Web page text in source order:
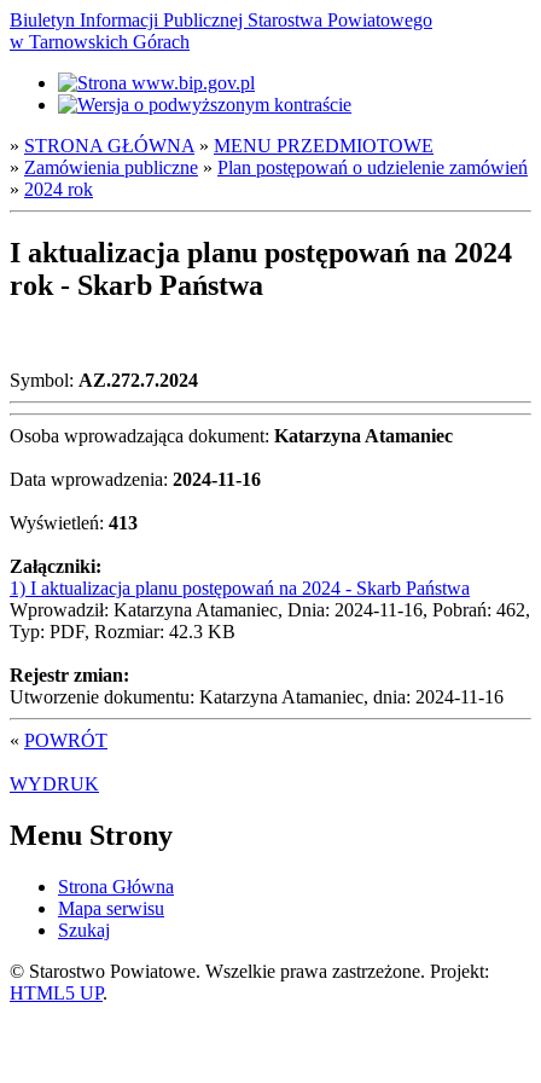
Biuletyn Informacji Publicznej Starostwa Powiatowego
w Tarnowskich Górach
» STRONA GŁÓWNA » MENU PRZEDMIOTOWE
» Zamówienia publiczne » Plan postępowań o udzielenie zamówień
» 2024 rok
I aktualizacja planu postępowań na 2024
rok - Skarb Państwa
Symbol: AZ.272.7.2024
Osoba wprowadzająca dokument: Katarzyna Atamaniec
Data wprowadzenia: 2024-11-16
Wyświetleń: 413
Załączniki:
1) I aktualizacja planu postępowań na 2024 - Skarb Państwa
Wprowadził: Katarzyna Atamaniec, Dnia: 2024-11-16, Pobrań: 462,
Typ: PDF, Rozmiar: 42.3 KB
Rejestr zmian:
Utworzenie dokumentu: Katarzyna Atamaniec, dnia: 2024-11-16
« POWRÓT
WYDRUK
Menu Strony
Strona Główna
Mapa serwisu
Szukaj
© Starostwo Powiatowe. Wszelkie prawa zastrzeżone. Projekt:
HTML5 UP.